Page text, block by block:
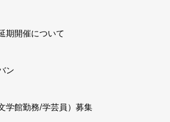
期開催について
ン
学館勤務/学芸員）募集